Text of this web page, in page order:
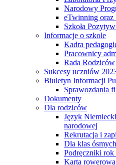
Narodowy
eTwinning oraz
Szkoła
Informacje o szkole
Kadra
Pracownicy
Rada Rodziców
Sukcesy uczniów
Biuletyn Informacji
Sprawozdania
Dokumenty
Dla rodziców
Język
narodowej
Rekrutacja i
Dla klas ósmych
Podręczniki
Karta rowerowa